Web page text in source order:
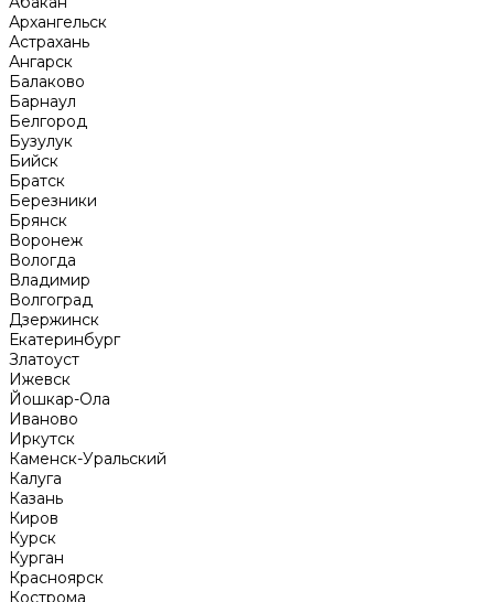
Архангельск
Астрахань
Ангарск
Балаково
Барнаул
Белгород
Бузулук
Бийск
Братск
Березники
Брянск
Воронеж
Вологда
Владимир
Волгоград
Дзержинск
Екатеринбург
Златоуст
Ижевск
Йошкар-Ола
Иваново
Иркутск
Каменск-Уральский
Калуга
Казань
Киров
Курск
Курган
Красноярск
Кострома